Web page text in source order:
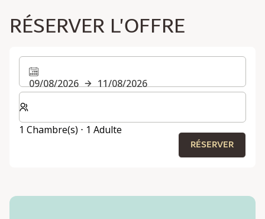
RÉSERVER L'OFFRE
09/08/2026
11/08/2026
Sélectionnez le nombre de chambres et d'invités pour
1 Chambre(s) ⋅ 1 Adulte
RÉSERVER